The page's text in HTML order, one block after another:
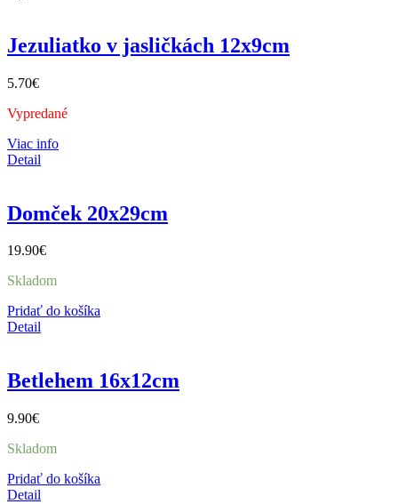
Jezuliatko v jasličkách 12x9cm
5.70€
Vypredané
Viac info
Detail
Domček 20x29cm
19.90€
Skladom
Pridať do košíka
Detail
Betlehem 16x12cm
9.90€
Skladom
Pridať do košíka
Detail